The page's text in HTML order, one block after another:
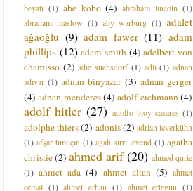
beyati (1) abe kobo (4) abraham lincoln (1)
abraham maslow (1) aby warburg (1) adalet
ağaoğlu (9) adam fawer (11) adam
phillips (12) adam smith (4) adelbert von
chamisso (2) adie suehsdorf (1) adli (1) adnan
adıvar (1) adnan binyazar (3) adnan gerger
(4) adnan menderes(4) adolf eichmann (4)
adolf hitler (27) adolfo bioy casares (1)
adolphe thiers(2) adonis(2) adrian leverkühn
(1) afşar timuçin (1) agah sırrı levend (1) agatha
christie(2) ahmed arif (20) ahmed qurie
(1) ahmet ada (4) ahmet altan (5) ahmet
cemal (1) ahmet erhan (1) ahmet ertegün (1)